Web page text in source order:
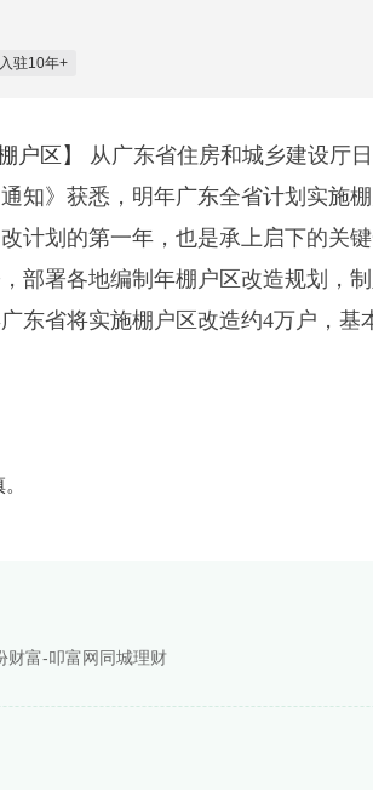
入驻10年+
户区】
从广东省住房和城乡建设厅
知》获悉，明年广东全省计划实施
计划的第一年，也是承上启下的关
部署各地编制年棚户区改造规划，
东省将实施棚户区改造约4万户，基
财富-叩富网同城理财